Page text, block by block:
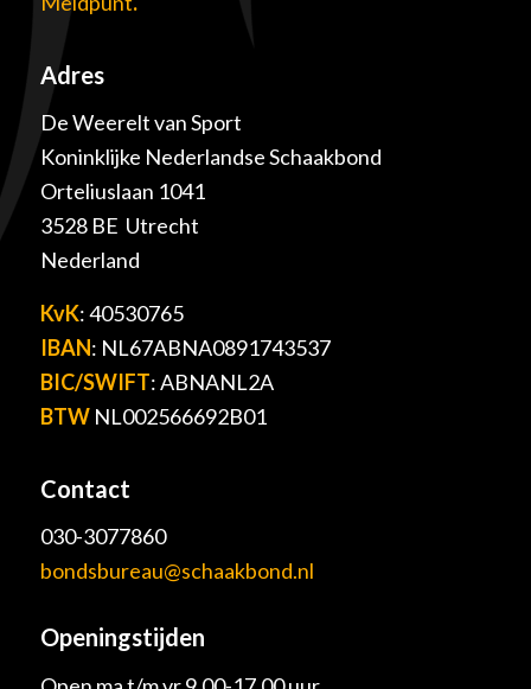
Adres
De Weerelt van Sport
Koninklijke Nederlandse Schaakbond
Orteliuslaan 1041
3528 BE Utrecht
Nederland
KvK: 40530765
IBAN: NL67ABNA0891743537
BIC/SWIFT: ABNANL2A
BTWNL002566692B01
Contact
030-3077860
bondsbureau@schaakbond.nl
Openingstijden